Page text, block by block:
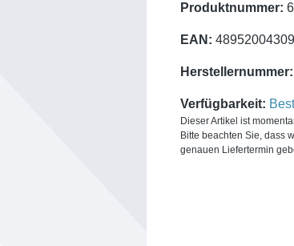
Produktnummer:
EAN:
Herstellernummer:
Verfügbarkeit:
Dieser Artikel ist
Bitte beachten Sie, dass
genauen Liefertermin